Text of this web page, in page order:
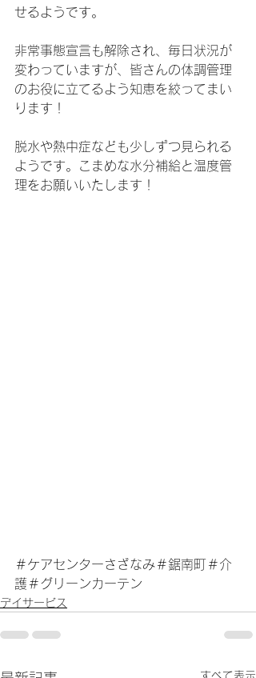
せるようです。
非常事態宣言も解除され、毎日状況が
変わっていますが、皆さんの体調管理
のお役に立てるよう知恵を絞ってまい
ります！
脱水や熱中症なども少しずつ見られる
ようです。こまめな水分補給と温度管
理をお願いいたします！
＃ケアセンターさざなみ＃鋸南町＃介
護＃グリーンカーテン
デイサービス
すべて表示